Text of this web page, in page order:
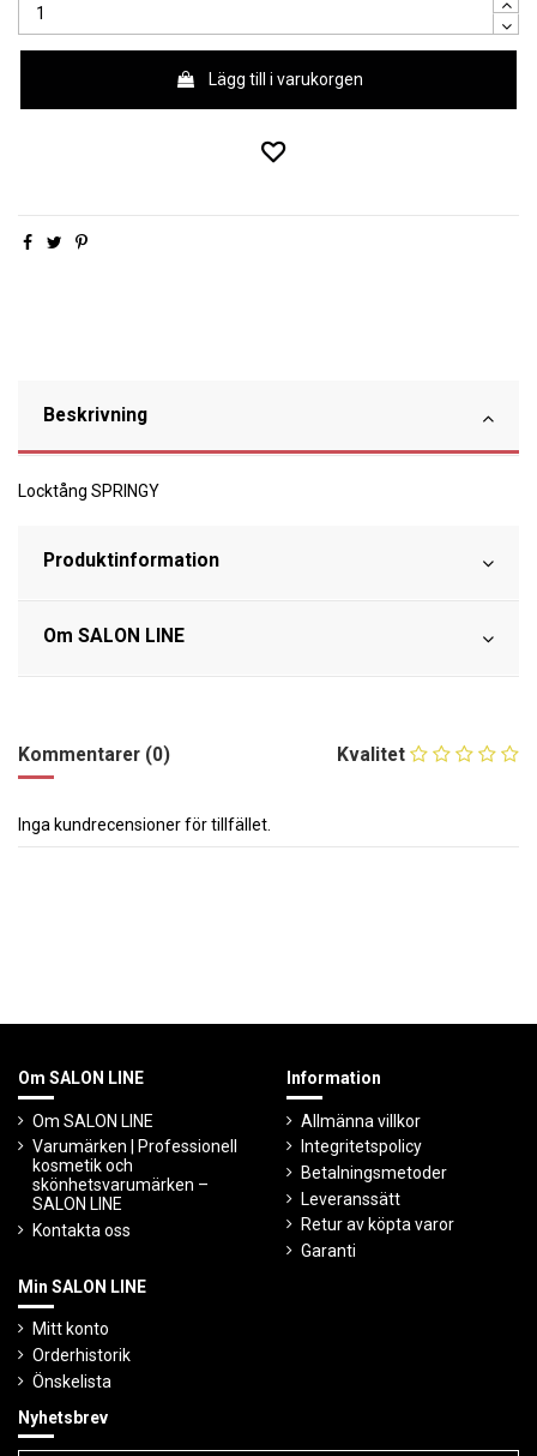
Lägg till i varukorgen
Beskrivning
Locktång SPRINGY
Produktinformation
Om SALON LINE
Kvalitet
Kommentarer (0)
Inga kundrecensioner för tillfället.
Om SALON LINE
Om SALON LINE
Varumärken | Professionell
kosmetik och
skönhetsvarumärken –
SALON LINE
Kontakta oss
Information
Allmänna villkor
Integritetspolicy
Betalningsmetoder
Leveranssätt
Retur av köpta varor
Garanti
Min SALON LINE
Mitt konto
Orderhistorik
Önskelista
Nyhetsbrev